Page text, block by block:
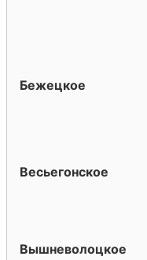
Бежецкое
Весьегонское
Вышневолоцкое